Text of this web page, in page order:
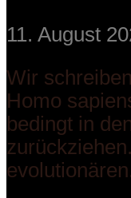
11. August
Wir
Homo
bedingt in